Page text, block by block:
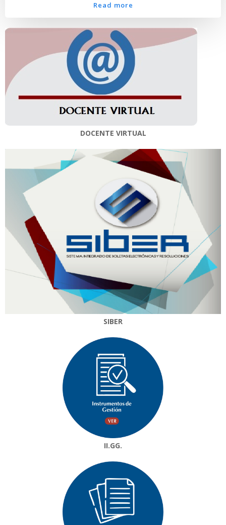
Read more
DOCENTE VIRTUAL
SIBER
II.GG.